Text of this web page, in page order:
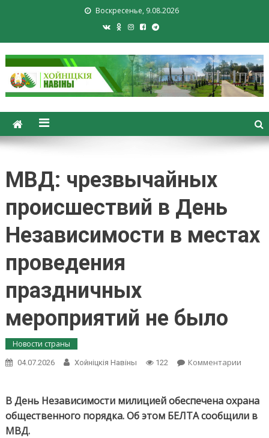
Воскресенье, 9.08.2026
Хойники. Хойнiцкiя навiны.
Новости Хойник. Районная
МВД: чрезвычайных
происшествий в День
Независимости в местах
проведения
праздничных
мероприятий не было
Новости страны
04.07.2026 Хойнiцкiя Навiны 122 Комментарииon
День
В День Независимости милицией обеспечена охрана
общественного порядка. Об этом БЕЛТА сообщили в
МВД.